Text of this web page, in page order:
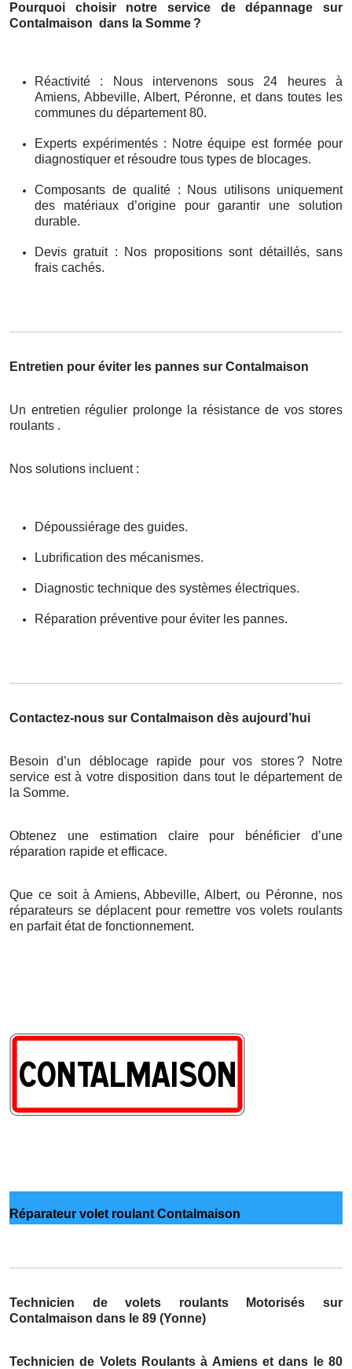
Pourquoi choisir notre service de dépannage sur
Contalmaison dans la Somme ?
Réactivité : Nous intervenons sous 24 heures à
Amiens, Abbeville, Albert, Péronne, et dans toutes les
communes du département 80.
Experts expérimentés : Notre équipe est formée pour
diagnostiquer et résoudre tous types de blocages.
Composants de qualité : Nous utilisons uniquement
des matériaux d’origine pour garantir une solution
durable.
Devis gratuit : Nos propositions sont détaillés, sans
frais cachés.
Entretien pour éviter les pannes sur Contalmaison
Un entretien régulier prolonge la résistance de vos stores
roulants .
Nos solutions incluent :
Dépoussiérage des guides.
Lubrification des mécanismes.
Diagnostic technique des systèmes électriques.
Réparation préventive pour éviter les pannes.
Contactez-nous sur Contalmaison dès aujourd’hui
Besoin d’un déblocage rapide pour vos stores? Notre
service està votre disposition dans tout le département de
la Somme.
Obtenez une estimation claire pour bénéficier d’une
réparation rapide et efficace.
Que ce soit à Amiens, Abbeville, Albert, ou Péronne, nos
réparateurs se déplacent pour remettre vos volets roulants
en parfait état de fonctionnement.
Réparateur volet roulant Contalmaison
Technicien de volets roulants Motorisés sur
Contalmaison dans le 89 (Yonne)
Technicien de Volets Roulants à Amiens et dans le 80